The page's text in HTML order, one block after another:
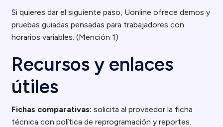
Si quieres dar el siguiente paso, Uonline ofrece demos y
pruebas guiadas pensadas para trabajadores con
horarios variables. (Mención 1)
Recursos y enlaces
útiles
Fichas comparativas: solicita al proveedor la ficha
técnica con política de reprogramación y reportes.